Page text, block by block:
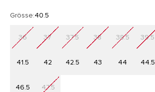
Grösse:40.5
36 37 37.5 38 38.5 39.5
41.5 42 42.5 43 44 44.5
46.5 47.5